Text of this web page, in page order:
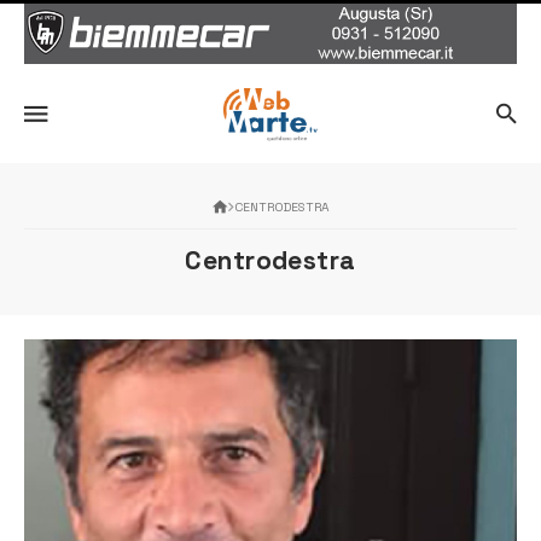
CENTRODESTRA
Centrodestra